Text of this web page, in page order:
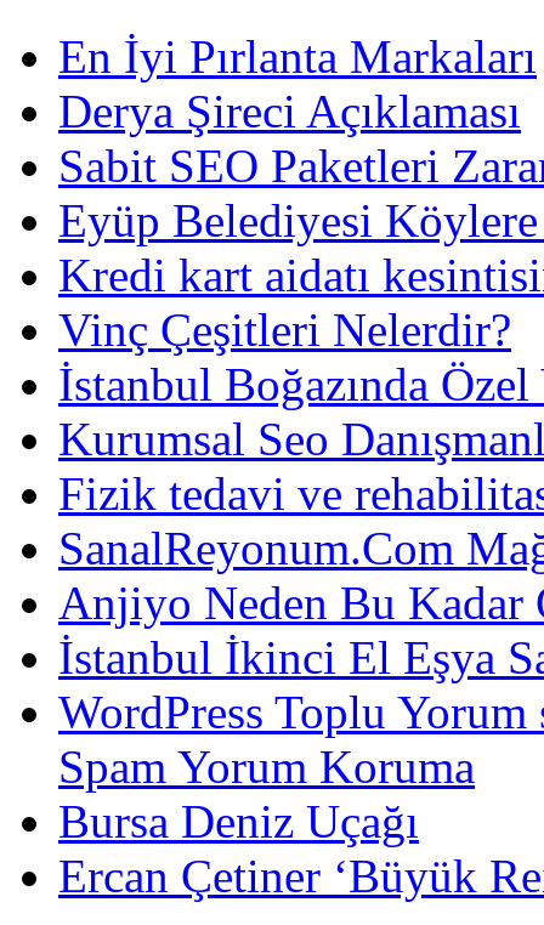
En İyi Pırlanta Markaları
Derya Şireci Açıklaması
Sabit SEO Paketleri
Eyüp Belediyesi
Kredi kart aidatı
Vinç Çeşitleri Nelerdir?
İstanbul Boğazında
Kurumsal Seo
Fizik tedavi ve
SanalReyonum.Com
Anjiyo Neden Bu Kadar
İstanbul İkinci El Eşya
WordPress Toplu
Spam Yorum Koruma
Bursa Deniz Uçağı
Ercan Çetiner ‘Büyük